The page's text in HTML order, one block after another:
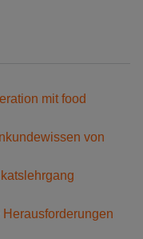
mit food
von